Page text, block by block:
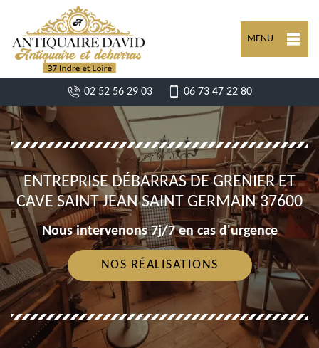
MENU
02 52 56 29 03 06 73 47 22 80
ENTREPRISE DÉBARRAS DE GRENIER ET
CAVE SAINT JEAN SAINT GERMAIN 37600
Nous intervenons 7j/7 en cas d'urgence
NOS RÉALISATIONS